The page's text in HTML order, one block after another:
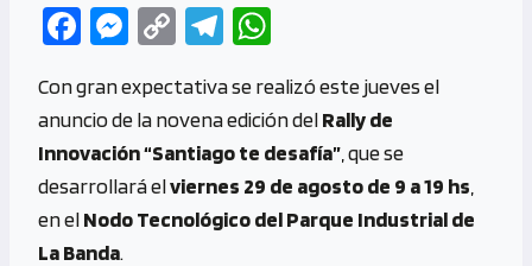
Fa
b
o
o
k
M
se
n
g
er
C
py
Li
n
k
Te
gr
a
m
at
s
A
p
Con gran expectativa se realizó este jueves el
anuncio de la novena edición delRally de
Innovación “Santiago te desafía” , que se
desarrollará elviernes 29 de agosto de 9 a 19 hs
en elNodo Tecnológico del Parque Industrial de
La Banda.